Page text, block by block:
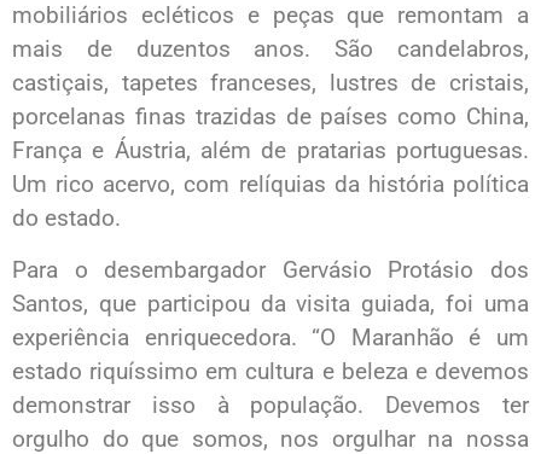
mobiliários ecléticos e peças que remontam a
mais de duzentos anos. São candelabros,
castiçais, tapetes franceses, lustres de cristais,
porcelanas finas trazidas de países como China,
França e Áustria, além de pratarias portuguesas.
Um rico acervo, com relíquias da história política
do estado.
Para o desembargador Gervásio Protásio dos
Santos, que participou da visita guiada, foi uma
experiência enriquecedora. “O Maranhão é um
estado riquíssimo em cultura e beleza e devemos
demonstrar isso à população. Devemos ter
orgulho do que somos, nos orgulhar na nossa